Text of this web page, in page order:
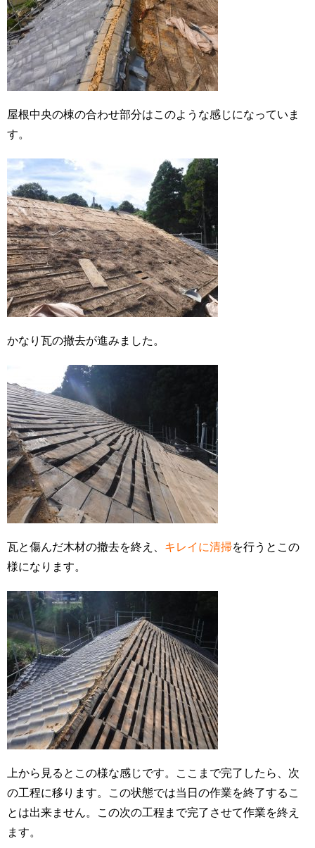
屋根中央の棟の合わせ部分はこのような感じになっていま
す。
かなり瓦の撤去が進みました。
瓦と傷んだ木材の撤去を終え、 キレイに清掃を行うとこの
様になります。
上から見るとこの様な感じです。ここまで完了したら、次
の工程に移ります。この状態では当日の作業を終了するこ
とは出来ません。この次の工程まで完了させて作業を終え
ます。